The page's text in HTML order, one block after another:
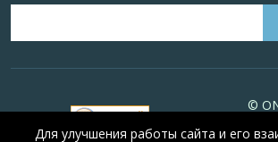
©
Для улучшения работы сайта и его